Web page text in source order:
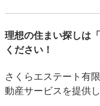
理想の住まい探しは
ください！
さくらエステート有
動産サービスを提供し